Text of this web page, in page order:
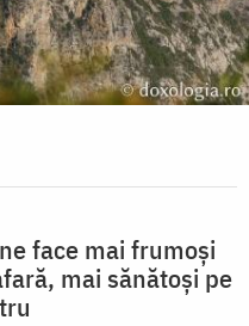
face mai frumoși
mai sănătoși pe